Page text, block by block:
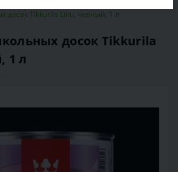
досок Tikkurila Liitu, черный, 1 л
досок Tikkurila
1 л